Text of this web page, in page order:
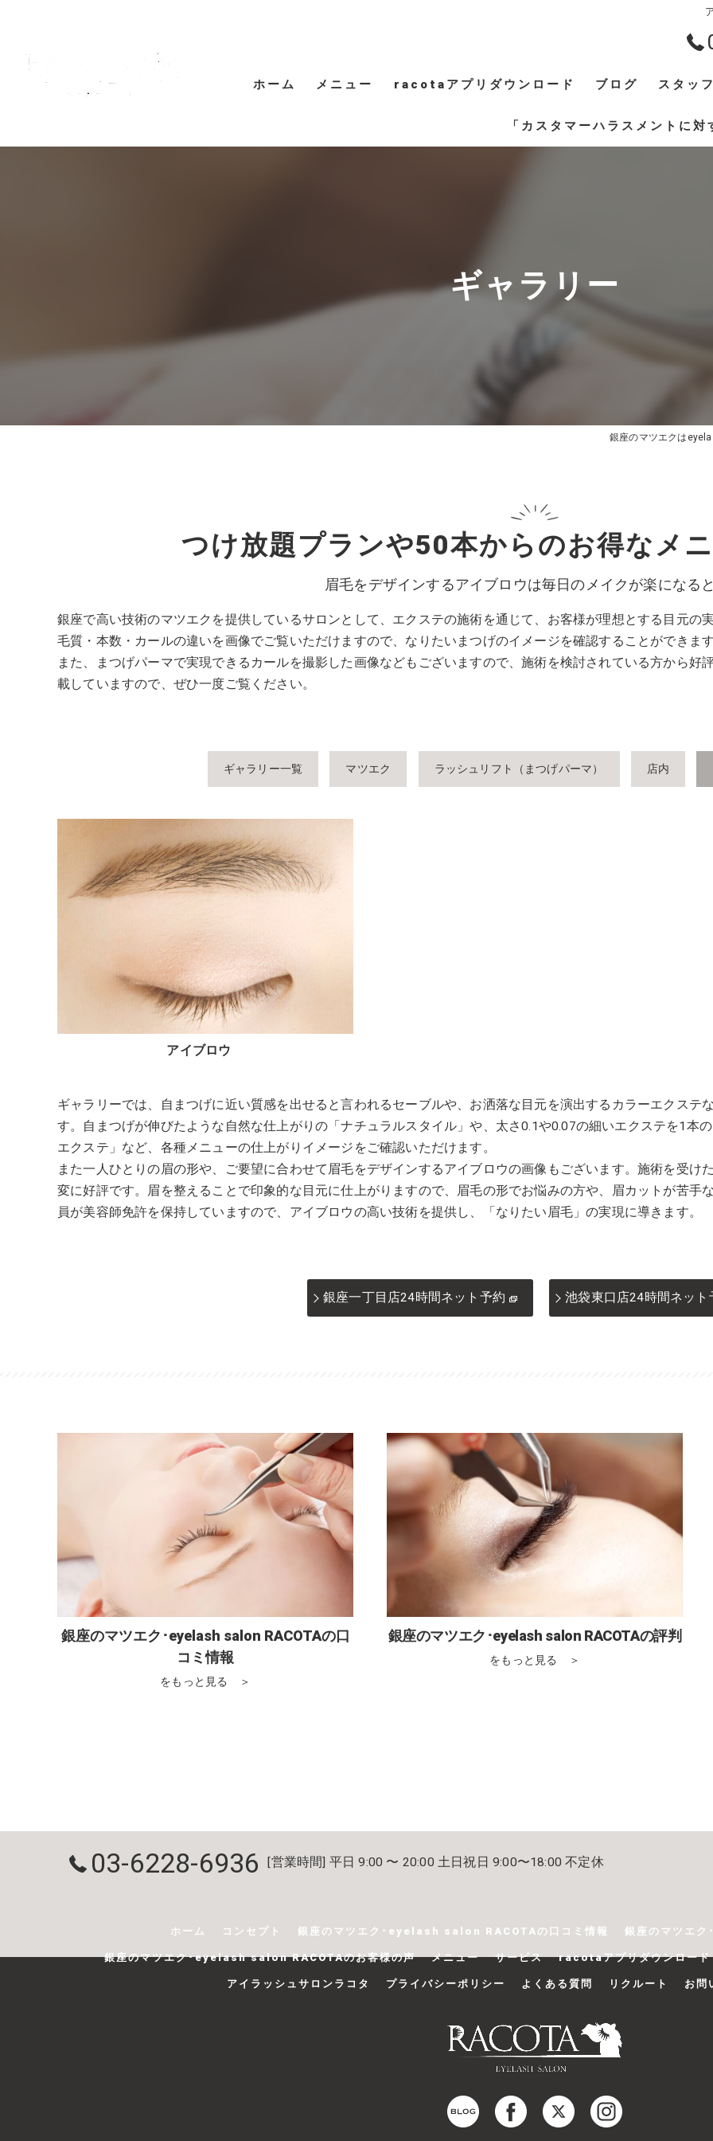
ホーム メニュー racotaアプリダウンロード ブログ
ギャラリー
スタッフ
「カスタマーハラスメントに対
ギャラリー
銀座のマツエクは
つけ放題プランや50本からのお得なメ
眉毛をデザインするアイブロウは毎日のメイクが楽になる
銀座で高い技術のマツエクを提供しているサロンとして、エクステの施術を通じて、お客様が理想とする目元の
毛質・本数・カールの違いを画像でご覧いただけますので、なりたいまつげのイメージを確認することができます
また、まつげパーマで実現できるカールを撮影した画像などもございますので、施術を検討されている方から好
載していますので、ぜひ一度ご覧ください。
ギャラリー一覧 マツエク ラッシュリフト（まつげパーマ） 店内
アイブロウ
ギャラリーでは、自まつげに近い質感を出せると言われるセーブルや、お洒落な目元を演出するカラーエクステ
す。自まつげが伸びたような自然な仕上がりの「ナチュラルスタイル」や、太さ0.1や0.07の細いエクステを1本
エクステ」など、各種メニューの仕上がりイメージをご確認いただけます。
また一人ひとりの眉の形や、ご要望に合わせて眉毛をデザインするアイブロウの画像もございます。施術を受け
変に好評です。眉を整えることで印象的な目元に仕上がりますので、眉毛の形でお悩みの方や、眉カットが苦手
員が美容師免許を保持していますので、アイブロウの高い技術を提供し、「なりたい眉毛」の実現に導きます。
銀座一丁目店24時間ネット予約 池袋東口店24時間ネット
銀座のマツエク･eyelash salon RACOTAの口
コミ情報
をもっと見る ＞
銀座のマツエク･eyelash salon RACOTAの評判
をもっと見る ＞
03-6228-6936 [営業時間] 平日 9:00 〜 20:00 土日祝日 9:00〜18:00 不定休
ホーム コンセプト 銀座のマツエク･eyelash salon RACOTAの口コミ情報 銀座のマツエ
銀座のマツエク･eyelash salon RACOTAのお客様の声 メニュー サービス racotaアプリダウンロード
アイラッシュサロンラコタ プライバシーポリシー よくある質問 リクルート お問